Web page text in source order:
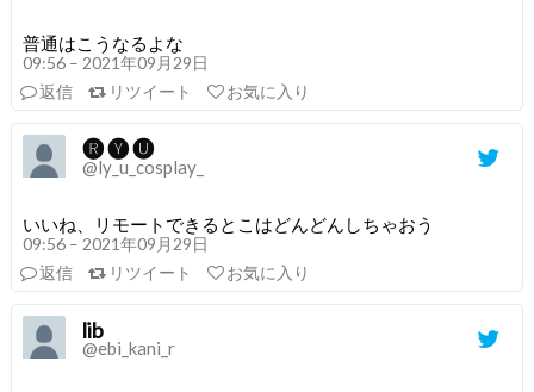
普通はこうなるよな
09:56 – 2021年09月29日
返信
リツイート お気に入り
🅡 🅨 🅤
@ly_u_cosplay_
いいね、リモートできるとこはどんどんしちゃおう
09:56 – 2021年09月29日
返信
リツイート お気に入り
lib
@ebi_kani_r